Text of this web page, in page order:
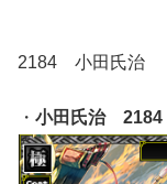
2184 小田氏治
・ 小田氏治 2184